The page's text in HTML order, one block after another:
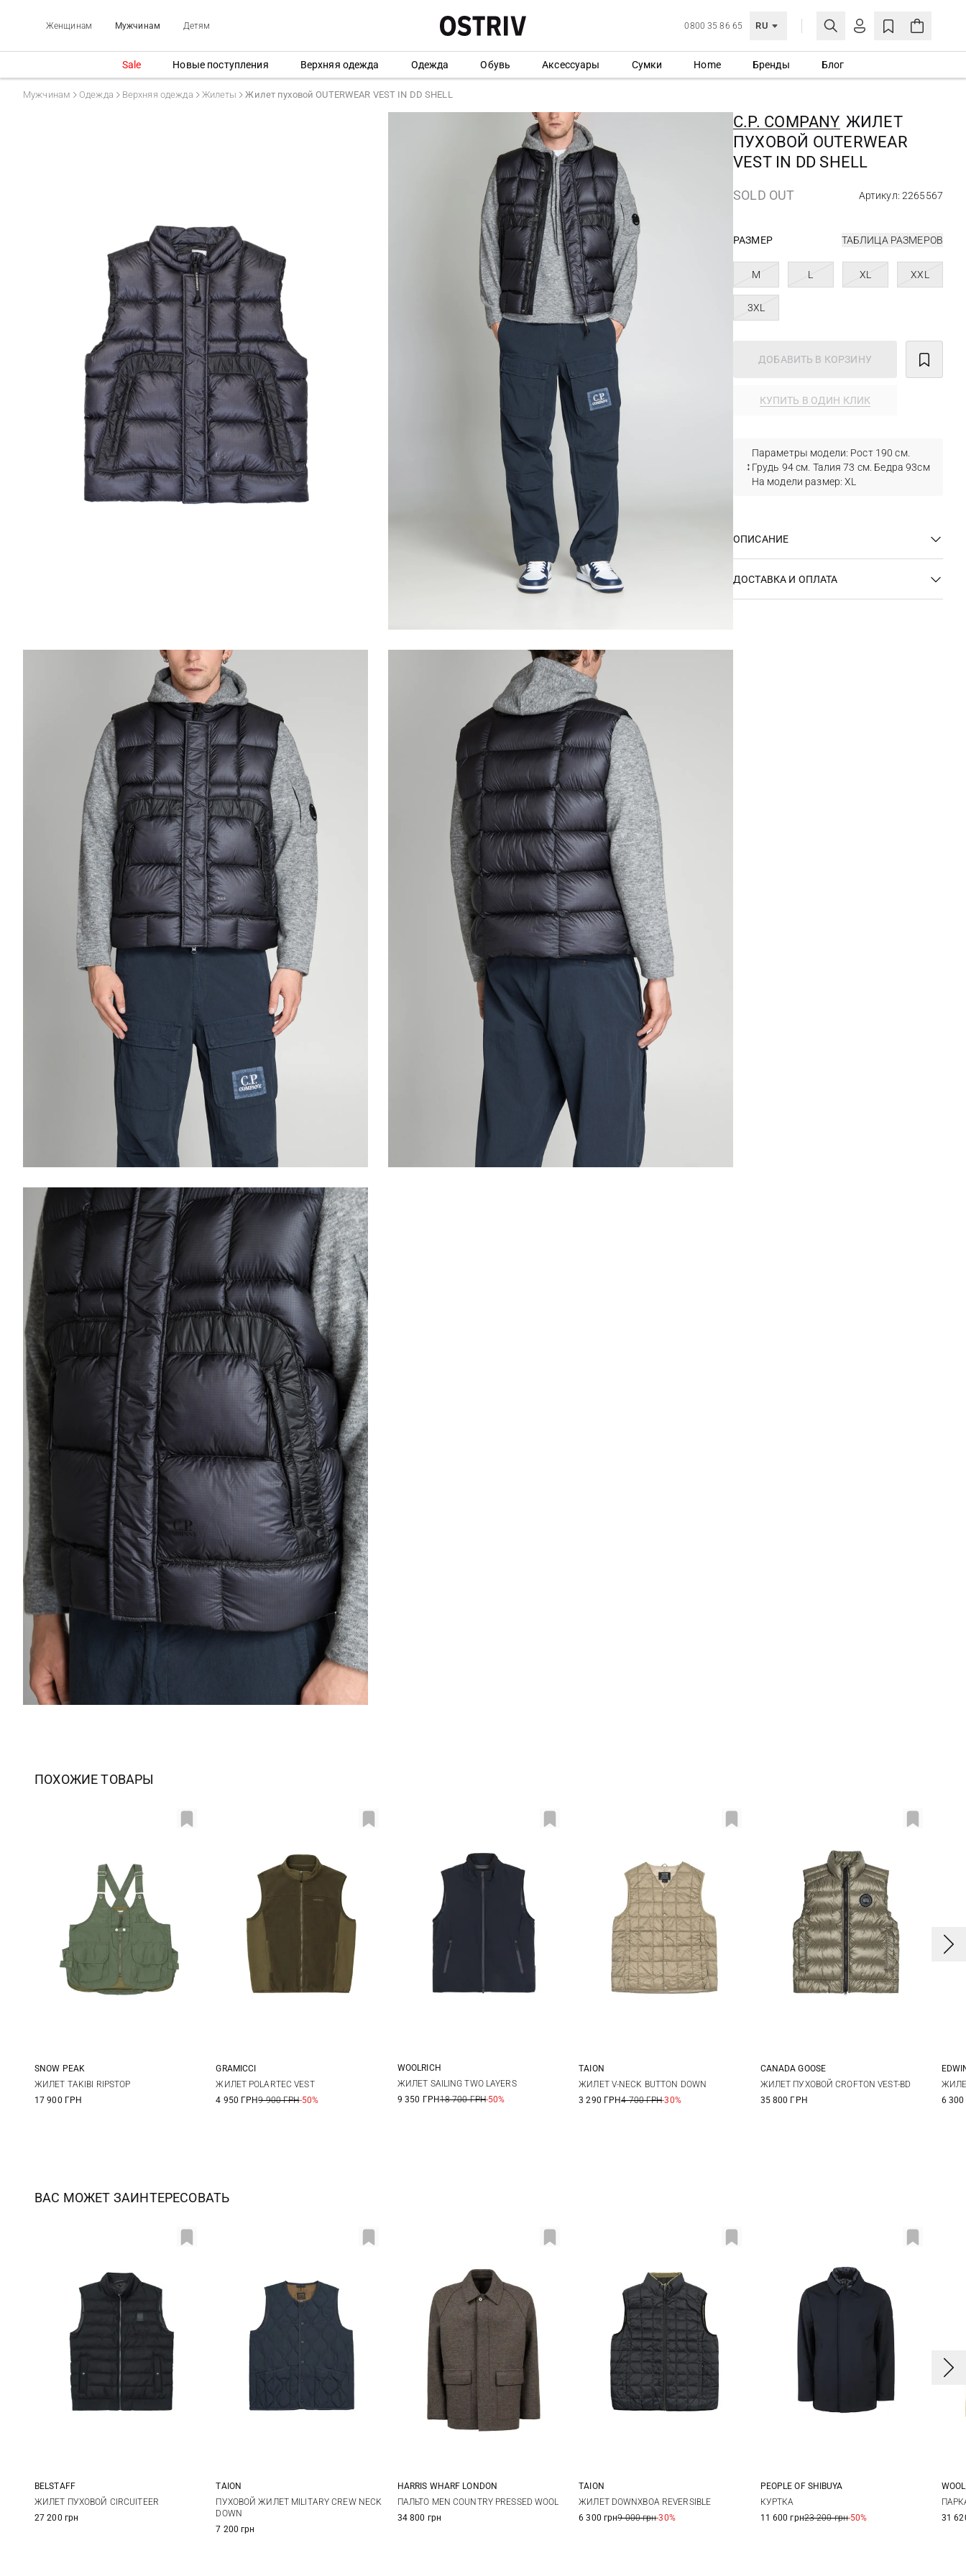
Женщинам Мужчинам Детям 0800 35 86 65 RU
ЛИЧНЫЙ КАБИНЕТ
Еще не зарегистрированы?
СОЗДАТЬ УЧЕТНУЮ ЗАПИСЬ
Sale Новые поступления Верхняя одежда Одежда Обувь Аксессуары Сумки Home Бренды Блог
Мужчинам Одежда Верхняя одежда Жилеты Жилет пуховой OUTERWEAR VEST IN DD SHELL
C.P. COMPANY ЖИЛЕТ
ПУХОВОЙ OUTERWEAR
VEST IN DD SHELL
SOLD OUT Артикул: 2265567
РАЗМЕР ТАБЛИЦА РАЗМЕРОВ
M L XL XXL
3XL
ДОБАВИТЬ В КОРЗИНУ
КУПИТЬ В ОДИН КЛИК
Параметры модели: Рост 190 см.
Грудь 94 см. Талия 73 см. Бедра 93см
На модели размер: XL
ОПИСАНИЕ
ДОСТАВКА И ОПЛАТА
ПОХОЖИЕ ТОВАРЫ
M
SNOW PEAK
ЖИЛЕТ TAKIBI RIPSTOP
17 900 ГРН
S M
GRAMICCI
ЖИЛЕТ POLARTEC VEST
4 950 ГРН9 900 ГРН-50%
M L XL
WOOLRICH
ЖИЛЕТ SAILING TWO LAYERS
9 350 ГРН18 700 ГРН-50%
XS S M
TAION
ЖИЛЕТ V-NECK BUTTON DOWN
3 290 ГРН4 700 ГРН-30%
M L XL XXL
CANADA GOOSE
ЖИЛЕТ ПУХОВОЙ CROFTON VEST-BD
35 800 ГРН
S
6
ВАС МОЖЕТ ЗАИНТЕРЕСОВАТЬ
S M L
BELSTAFF
ЖИЛЕТ ПУХОВОЙ CIRCUITEER
27 200 грн
XS S M L
XL
TAION
ПУХОВОЙ ЖИЛЕТ MILITARY CREW NECK
DOWN
7 200 грн
46 48 50 52
HARRIS WHARF LONDON
ПАЛЬТО MEN COUNTRY PRESSED WOOL
34 800 грн
S M L
TAION
ЖИЛЕТ DOWNXBOA REVERSIBLE
6 300 грн9 000 грн-30%
50
PEOPLE OF SHIBUYA
КУРТКА
11 600 грн23 200 грн-50%
M
31